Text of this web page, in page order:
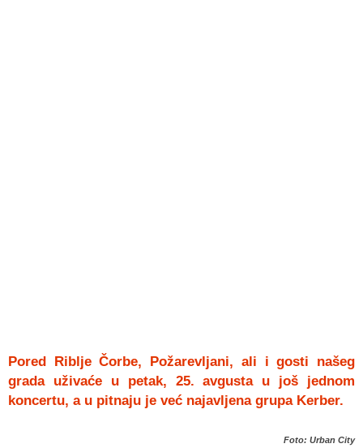
Pored Riblje Čorbe, Požarevljani, ali i gosti našeg
grada uživaće u petak, 25. avgusta u još jednom
koncertu, a u pitnaju je već najavljena grupa Kerber.
Foto: Urban City